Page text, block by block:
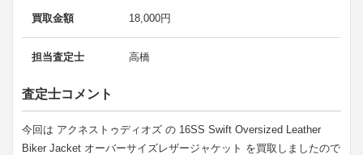
買取金額 18,000円
担当査定士 高橋
査定士コメント
今回は アクネストゥディオズ の 16SS Swift Oversized Leather
Biker Jacket オーバーサイズレザージャケット を買取しましたので